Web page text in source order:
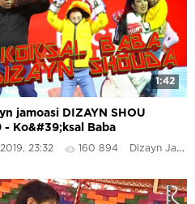
1:42
jamoasi DIZAYN SHOU
- Ko&#39;ksal Baba
2019, 23:32 160 894 Dizayn Jamoasi